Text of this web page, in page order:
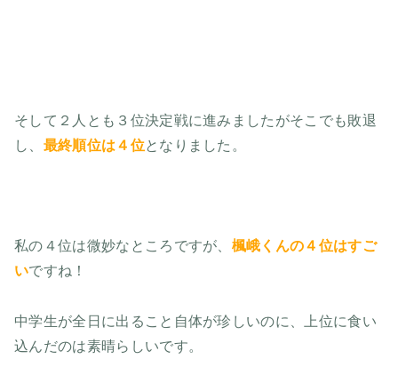
そして２人とも３位決定戦に進みましたがそこでも敗退
し、 最終順位は４位となりました。
私の４位は微妙なところですが、 楓峨くんの４位はすご
いですね！
中学生が全日に出ること自体が珍しいのに、上位に食い
込んだのは素晴らしいです。